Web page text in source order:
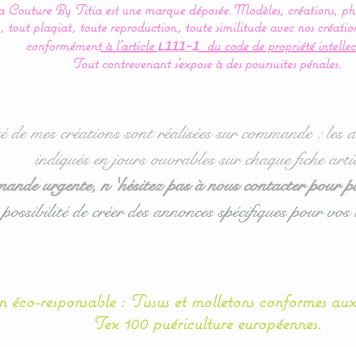
Couture By Titia est une marque déposée. Modèles, créations,
tout plagiat, toute reproduction, toute similitude avec nos
conformémentà l’article L111-1
du code de propriété
Tout contrevenant s'expose à des poursuites pénales.
mes créations sont réalisées sur commande : les
indiqués en jours ouvrables sur chaque fiche
urgente, n 'hésitez pas à nous contacter pour
de créer des annonces spécifiques pour vos
éco-responsable : Tissus et molletons conformes
Tex 100 puériculture européennes.